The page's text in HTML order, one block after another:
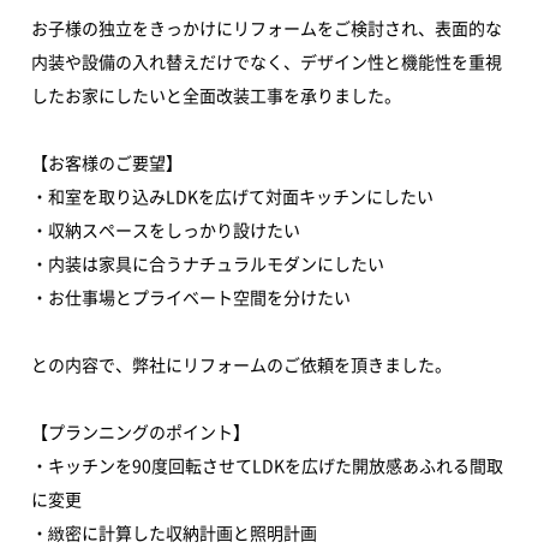
お子様の独立をきっかけにリフォームをご検討され、表面的な
内装や設備の入れ替えだけでなく、デザイン性と機能性を重視
したお家にしたいと全面改装工事を承りました。
【お客様のご要望】
・和室を取り込みLDKを広げて対面キッチンにしたい
・収納スペースをしっかり設けたい
・内装は家具に合うナチュラルモダンにしたい
・お仕事場とプライベート空間を分けたい
との内容で、弊社にリフォームのご依頼を頂きました。
【プランニングのポイント】
・キッチンを90度回転させてLDKを広げた開放感あふれる間取
に変更
・緻密に計算した収納計画と照明計画